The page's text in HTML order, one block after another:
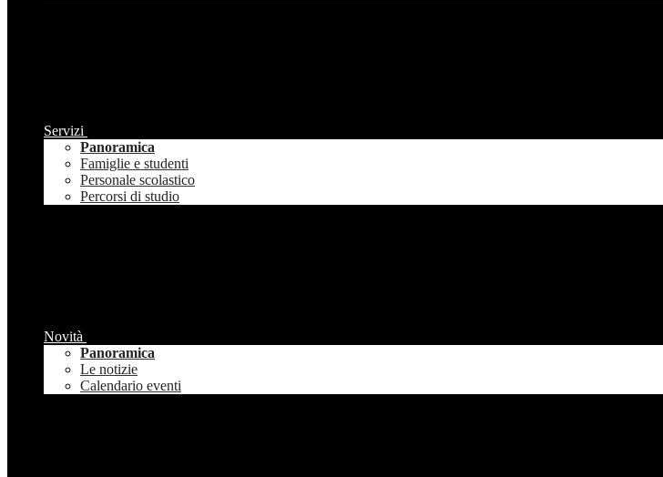
Servizi
Panoramica
Famiglie e studenti
Personale scolastico
Percorsi di studio
Novità
Panoramica
Le notizie
Calendario eventi